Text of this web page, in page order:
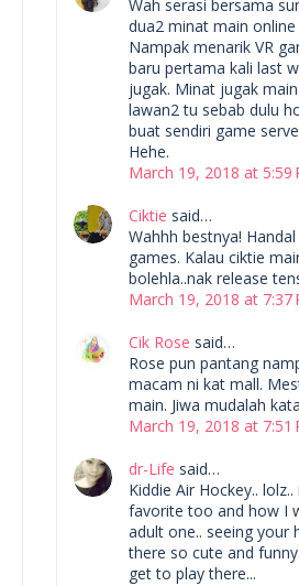
Wah serasi bersama
dua2 minat main online
Nampak menarik VR
baru pertama kali last
jugak. Minat jugak
lawan2 tu sebab dulu
buat sendiri game
Hehe.
March 19, 2018 at 5:59
Ciktie said…
Wahhh bestnya!
games. Kalau ciktie
bolehla..nak release
March 19, 2018 at 7:37
Cik Rose said…
Rose pun pantang
macam ni kat mall.
main. Jiwa mudalah
March 19, 2018 at 7:51
dr-Life said…
Kiddie Air Hockey..
favorite too and how I
adult one.. seeing your
there so cute and
get to play there...